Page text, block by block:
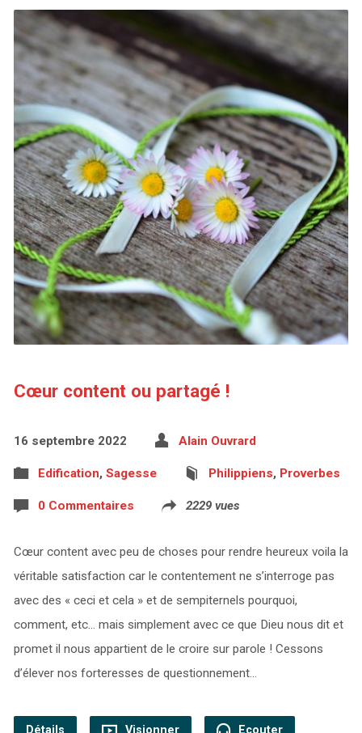
Cœur content ou partagé !
16 septembre 2022 Alain Ouvrard
Edification, Sagesse Philippiens, Proverbes
0 Commentaires 2229 vues
Cœur content avec peu de choses pour rendre heureux voila la
véritable satisfaction car le contentement ne s’interroge pas
avec des « ceci et cela » et de sempiternels pourquoi,
comment, etc… mais simplement avec ce que Dieu nous dit et
promet il nous appartient de le croire sur parole ! Cessons
d’élever nos forteresses de questionnement…